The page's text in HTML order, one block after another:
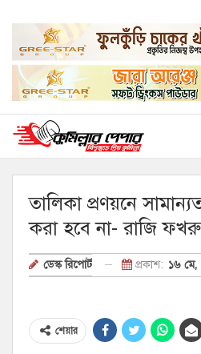
তালিকা প্রণয়নে
করা হবে না- রাজি
ডেস্ক রিপোর্ট প্রকাশ: ১৬
শেয়ার